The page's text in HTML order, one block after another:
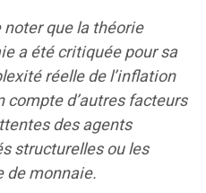
que la théorie
a été critiquée pour sa
réelle de l’inflation
compte d’autres facteurs
des agents
structurelles ou les
de monnaie.